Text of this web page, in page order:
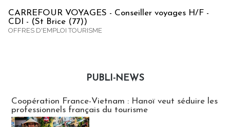
CARREFOUR VOYAGES - Conseiller voyages H/F -
CDI - (St Brice (77))
OFFRES D'EMPLOI TOURISME
PUBLI-NEWS
Coopération France-Vietnam : Hanoï veut séduire les
professionnels français du tourisme